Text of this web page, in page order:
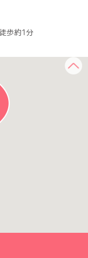
歩約1分